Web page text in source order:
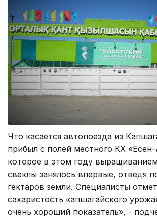
Что касается автопоезда из
прибыл с полей местного КХ
которое в этом году
свеклы занялось впервые, отведя
гектаров земли. Специалисты
сахаристость капшагайского
очень хороший показатель», -